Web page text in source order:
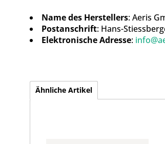
Name des Herstellers: Aeris
Postanschrift: Hans-
Elektronische Adresse:
Ähnliche Artikel